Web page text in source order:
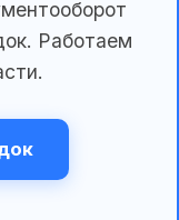
Работаем